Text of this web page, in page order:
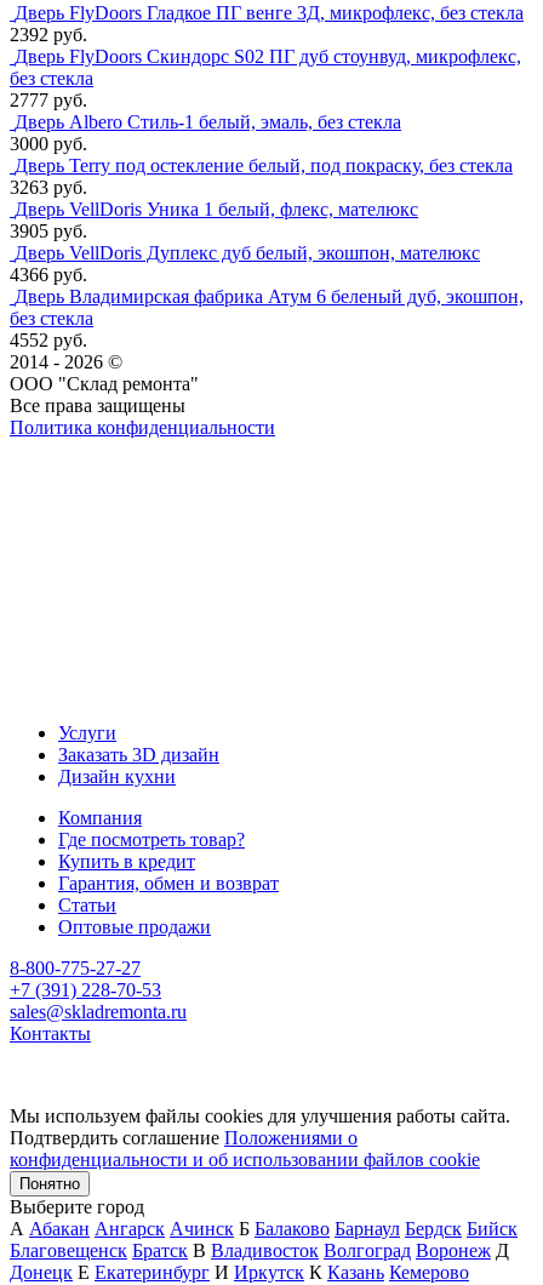
Дверь FlyDoors Гладкое ПГ венге 3Д, микрофлекс, без стекла
2392 руб.
Дверь FlyDoors Скиндорс S02 ПГ дуб стоунвуд, микрофлекс,
без стекла
2777 руб.
Дверь Albero Стиль-1 белый, эмаль, без стекла
3000 руб.
Дверь Terry под остекление белый, под покраску, без стекла
3263 руб.
Дверь VellDoris Уника 1 белый, флекс, мателюкс
3905 руб.
Дверь VellDoris Дуплекс дуб белый, экошпон, мателюкс
4366 руб.
Дверь Владимирская фабрика Атум 6 беленый дуб, экошпон,
без стекла
4552 руб.
2014 - 2026 ©
ООО "Склад ремонта"
Все права защищены
Политика конфиденциальности
Услуги
Заказать 3D дизайн
Дизайн кухни
Компания
Где посмотреть товар?
Купить в кредит
Гарантия, обмен и возврат
Статьи
Оптовые продажи
8-800-775-27-27
+7 (391) 228-70-53
sales@skladremonta.ru
Контакты
Мы используем файлы cookies для улучшения работы сайта.
Подтвердить соглашение Положениями о
конфиденциальности и об использовании файлов cookie
Понятно
Выберите город
А Абакан Ангарск Ачинск Б Балаково Барнаул Бердск Бийск
Благовещенск Братск В Владивосток Волгоград Воронеж Д
Донецк Е Екатеринбург И Иркутск К Казань Кемерово